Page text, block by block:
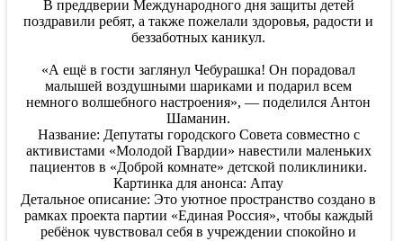
В преддверии Международного дня защиты детей
поздравили ребят, а также пожелали здоровья, радости и
беззаботных каникул.
«А ещё в гости заглянул Чебурашка! Он порадовал
малышей воздушными шариками и подарил всем
немного волшебного настроения», — поделился Антон
Шаманин.
Название: Депутаты городского Совета совместно с
активистами «Молодой Гвардии» навестили маленьких
пациентов в «Доброй комнате» детской поликлиники.
Картинка для анонса: Array
Детальное описание: Это уютное пространство создано в
рамках проекта партии «Единая Россия», чтобы каждый
ребёнок чувствовал себя в учреждении спокойно и